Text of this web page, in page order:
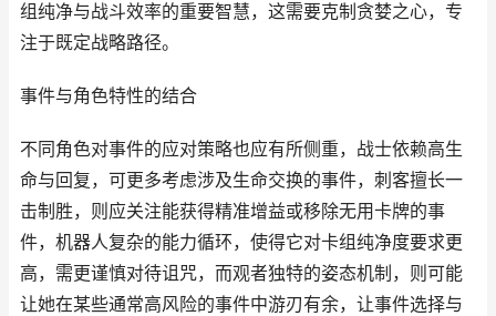
组纯净与战斗效率的重要智慧，这需要克制贪婪之心，专
注于既定战略路径。
事件与角色特性的结合
不同角色对事件的应对策略也应有所侧重，战士依赖高生
命与回复，可更多考虑涉及生命交换的事件，刺客擅长一
击制胜，则应关注能获得精准增益或移除无用卡牌的事
件，机器人复杂的能力循环，使得它对卡组纯净度要求更
高，需更谨慎对待诅咒，而观者独特的姿态机制，则可能
让她在某些通常高风险的事件中游刃有余，让事件选择与